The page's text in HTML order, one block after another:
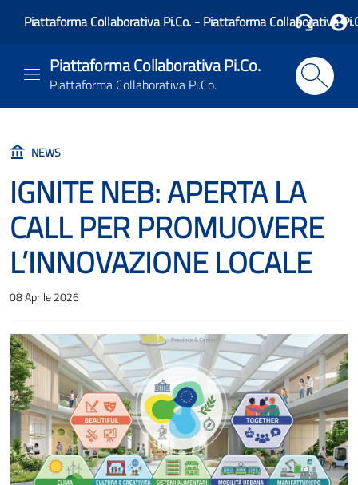
Piattaforma Collaborativa Pi.Co. - Piattaforma Collaborativa
Piattaforma Collaborativa Pi.Co.
Piattaforma Collaborativa Pi.Co.
NEWS
IGNITE NEB: APERTA LA
CALL PER PROMUOVERE
L’INNOVAZIONE LOCALE
08 Aprile 2026